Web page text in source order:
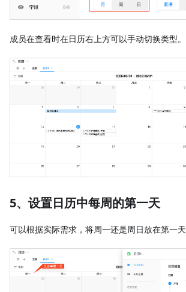
成员在查看时在日历右上方可以手动切换类型。
5、设置日历中每周的第一天
可以根据实际需求，将周一还是周日放在第一天